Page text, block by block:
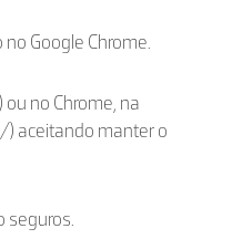
Google Chrome.
no Chrome, na
aceitando manter o
seguros.